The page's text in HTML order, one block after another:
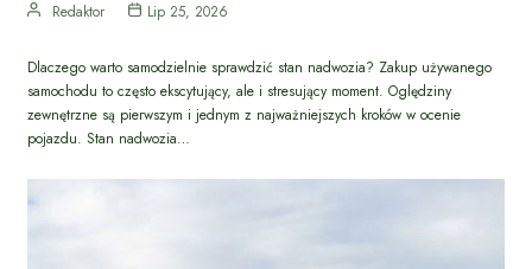
Redaktor Lip 25, 2026
Dlaczego warto samodzielnie sprawdzić stan nadwozia? Zakup używanego
samochodu to często ekscytujący, ale i stresujący moment. Oględziny
zewnętrzne są pierwszym i jednym z najważniejszych kroków w ocenie
pojazdu. Stan nadwozia…